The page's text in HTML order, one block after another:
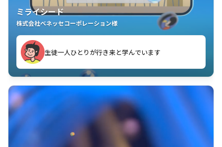
ミライシード
株式会社ベネッセコーポレーション様
生徒一人ひとりが行き来と学んでいます
教室中の児童生徒が「問題が解けてうれしい」「解く
ことが楽しい」を実感しています